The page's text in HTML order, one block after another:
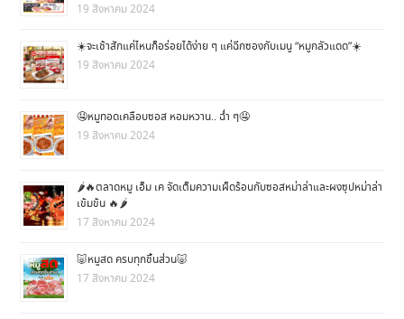
19 สิงหาคม 2024
☀️จะเช้าสักแค่ไหนก็อร่อยได้ง่าย ๆ แค่ฉีกซองกับเมนู “หมูกลัวแดด”☀️
19 สิงหาคม 2024
🤤หมูทอดเคลือบซอส หอมหวาน.. ฉ่ำ ๆ🤤
19 สิงหาคม 2024
🌶🔥ตลาดหมู เอ็ม เค จัดเต็มความเผ็ดร้อนกับซอสหม่าล่าและผงซุปหม่าล่า
เข้มข้น 🔥🌶
17 สิงหาคม 2024
🐷หมูสด ครบทุกชิ้นส่วน🐷
17 สิงหาคม 2024